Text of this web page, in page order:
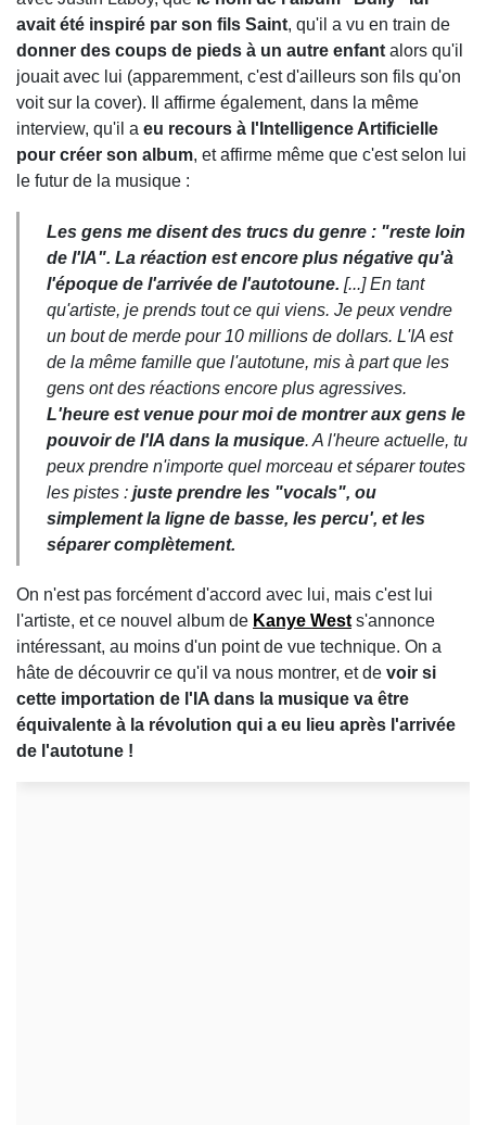
avait été inspiré par son fils Saint, qu'il a vu en train de
donner des coups de pieds à un autre enfant alors qu'il
jouait avec lui (apparemment, c'est d'ailleurs son fils qu'on
voit sur la cover). Il affirme également, dans la même
interview, qu'il a eu recours à l'Intelligence Artificielle
pour créer son album, et affirme même que c'est selon lui
le futur de la musique :
Les gens me disent des trucs du genre : "reste loin
de l'IA". La réaction est encore plus négative qu'à
l'époque de l'arrivée de l'autotoune. [...] En tant
qu'artiste, je prends tout ce qui viens. Je peux vendre
un bout de merde pour 10 millions de dollars. L'IA est
de la même famille que l'autotune, mis à part que les
gens ont des réactions encore plus agressives.
L'heure est venue pour moi de montrer aux gens le
pouvoir de l'IA dans la musique. A l'heure actuelle, tu
peux prendre n'importe quel morceau et séparer toutes
les pistes : juste prendre les "vocals", ou
simplement la ligne de basse, les percu', et les
séparer complètement.
On n'est pas forcément d'accord avec lui, mais c'est lui
l'artiste, et ce nouvel album de Kanye West s'annonce
intéressant, au moins d'un point de vue technique. On a
hâte de découvrir ce qu'il va nous montrer, et de voir si
cette importation de l'IA dans la musique va être
équivalente à la révolution qui a eu lieu après l'arrivée
de l'autotune !